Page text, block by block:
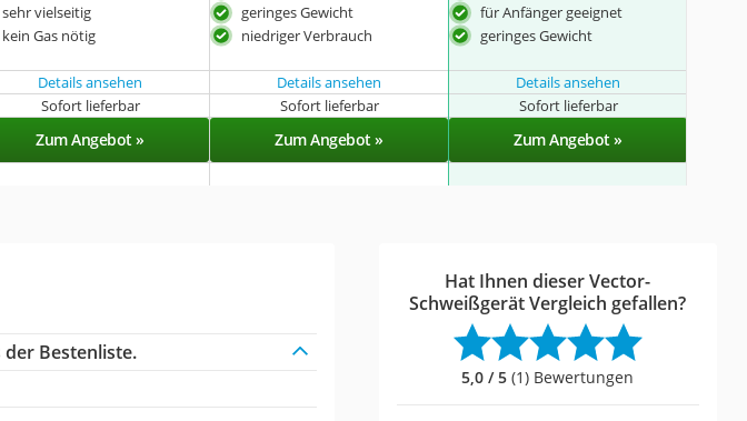
sehr vielseitig
kein Gas nötig
geringes Gewicht
niedriger Verbrauch
für Anfänger geeignet
geringes Gewicht
Details ansehen Details ansehen
Details ansehen
Sofort lieferbar Sofort lieferbar
Sofort lieferbar
Zum Angebot » Zum Angebot » Zum Angebot »
Bestenliste.
Hat Ihnen dieser Vector-
Schweißgerät Vergleich gefallen?
5,0 / 5 (1) Bewertungen